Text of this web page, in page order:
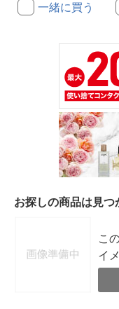
一緒に買う
お探しの商品は見つ
こ
イ